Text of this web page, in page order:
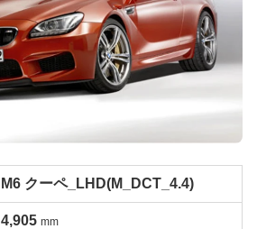
M6 クーペ_LHD(M_DCT_4.4)
4,905 mm